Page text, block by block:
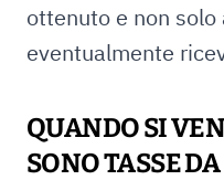
ottenuto e non
eventualmente
QUANDO SI
SONO TASSE